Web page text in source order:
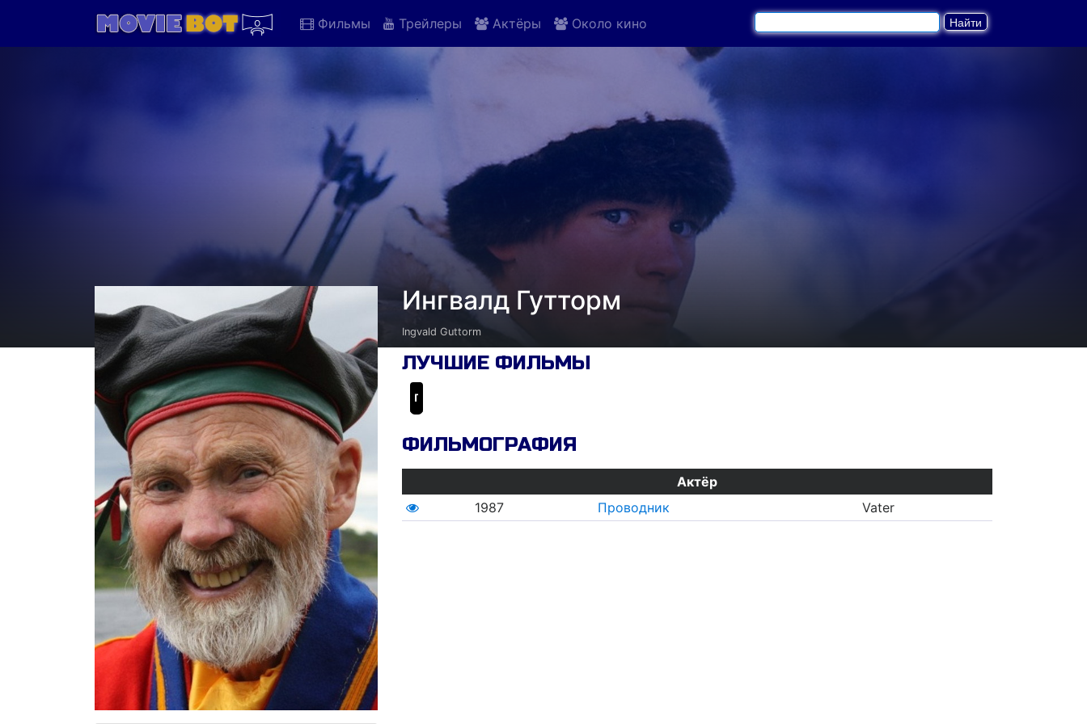
Фильмы Трейлеры Актёры Около кино
Ингвалд Гутторм
Ingvald Guttorm
ЛУЧШИЕ ФИЛЬМЫ
ФИЛЬМОГРАФИЯ
Актёр
1987
Проводник Vater